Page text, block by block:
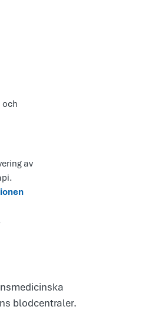
av
blodcentraler.